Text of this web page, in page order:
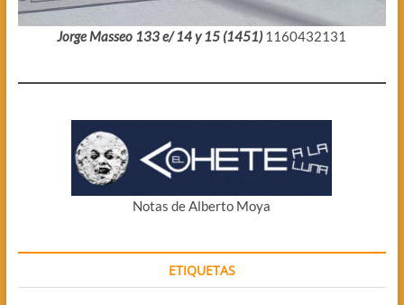
Jorge Masseo 133 e/ 14 y 15 (1451) 1160432131
Notas de Alberto Moya
ETIQUETAS